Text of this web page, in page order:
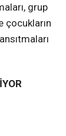
grup
çocukların